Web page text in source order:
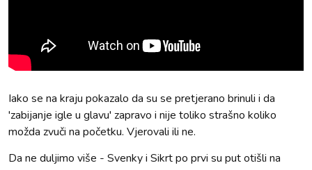
Iako se na kraju pokazalo da su se pretjerano brinuli i da
'zabijanje igle u glavu' zapravo i nije toliko strašno koliko
možda zvuči na početku. Vjerovali ili ne.
Da ne duljimo više - Svenky i Sikrt po prvi su put otišli na